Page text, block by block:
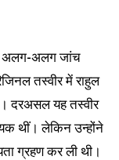
अलग-अलग जांच
तस्वीर में राहुल
दरअसल यह तस्वीर
थीं। लेकिन उन्होंने
ग्रहण कर ली थी।